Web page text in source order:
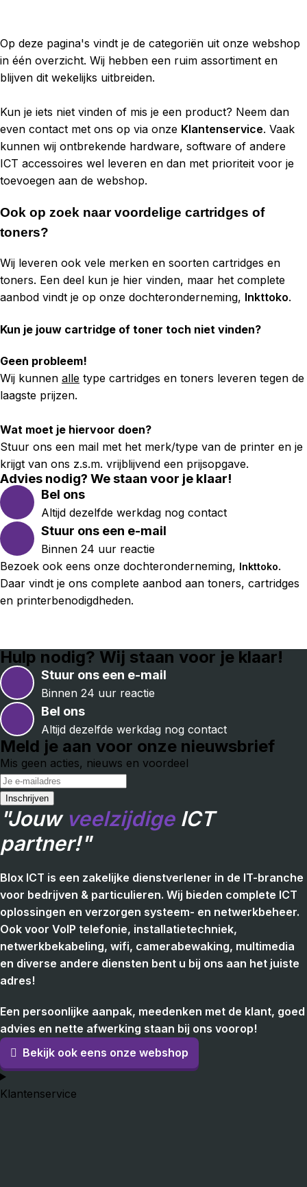
Op deze pagina's vindt je de categoriën uit onze webshop
in één overzicht. Wij hebben een ruim assortiment en
blijven dit wekelijks uitbreiden.
Kun je iets niet vinden of mis je een product? Neem dan
even contact met ons op via onze Klantenservice. Vaak
kunnen wij ontbrekende hardware, software of andere
ICT accessoires wel leveren en dan met prioriteit voor je
toevoegen aan de webshop.
Ook op zoek naar voordelige cartridges of
toners?
Wij leveren ook vele merken en soorten cartridges en
toners. Een deel kun je hier vinden, maar het complete
aanbod vindt je op onze dochteronderneming, Inkttoko.
Kun je jouw cartridge of toner toch niet vinden?
Geen probleem!
Wij kunnen alle type cartridges en toners leveren tegen de
laagste prijzen.
Wat moet je hiervoor doen?
Stuur ons een mail met het merk/type van de printer en je
krijgt van ons z.s.m. vrijblijvend een prijsopgave.
Advies nodig? We staan voor je klaar!
Bel ons
Altijd dezelfde werkdag nog contact
Stuur ons een e-mail
Binnen 24 uur reactie
Bezoek ook eens onze dochteronderneming, Inkttoko.
Daar vindt je ons complete aanbod aan toners, cartridges
en printerbenodigdheden.
Hulp nodig? Wij staan voor je klaar!
Stuur ons een e-mail
Binnen 24 uur reactie
Bel ons
Altijd dezelfde werkdag nog contact
Meld je aan voor onze nieuwsbrief
Mis geen acties, nieuws en voordeel
"Jouw veelzijdigeICT
partner!"
Blox ICT is een zakelijke dienstverlener in de IT-branche
voor bedrijven & particulieren. Wij bieden complete ICT
oplossingen en verzorgen systeem- en netwerkbeheer.
Ook voor VoIP telefonie, installatietechniek,
netwerkbekabeling, wifi, camerabewaking, multimedia
en diverse andere diensten bent u bij ons aan het juiste
adres!
Een persoonlijke aanpak, meedenken met de klant, goed
advies en nette afwerking staan bij ons voorop!
Bekijk ook eens onze webshop
Klantenservice